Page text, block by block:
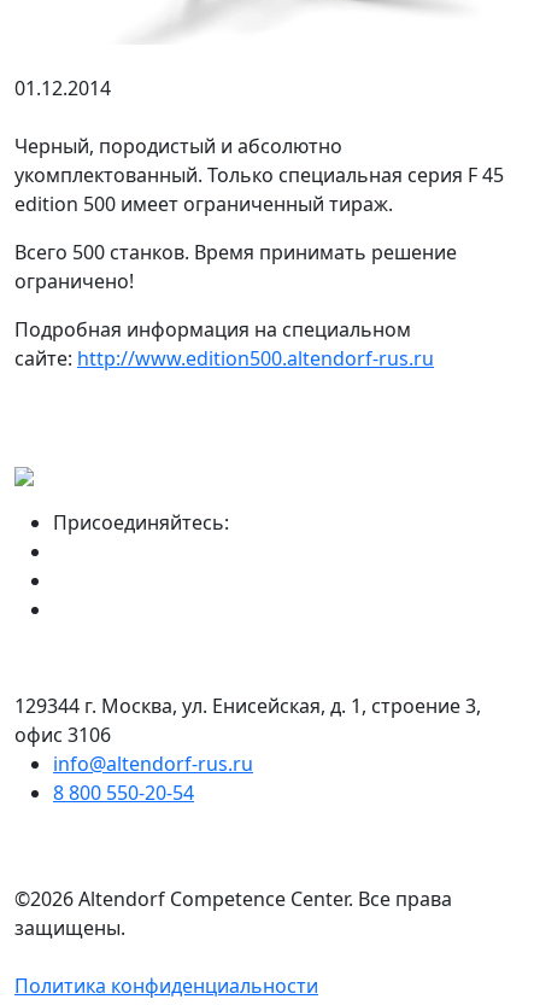
01.12.2014
Черный, породистый и абсолютно
укомплектованный. Только специальная серия F 45
edition 500 имеет ограниченный тираж.
Всего 500 станков. Время принимать решение
ограничено!
Подробная информация на специальном
сайте: http://www.edition500.altendorf-rus.ru
Присоединяйтесь:
129344 г. Москва, ул. Енисейская, д. 1, строение 3,
офис 3106
info@altendorf-rus.ru
8 800 550-20-54
©2026 Altendorf Сompetence Сenter. Все права
защищены.
Политика конфиденциальности